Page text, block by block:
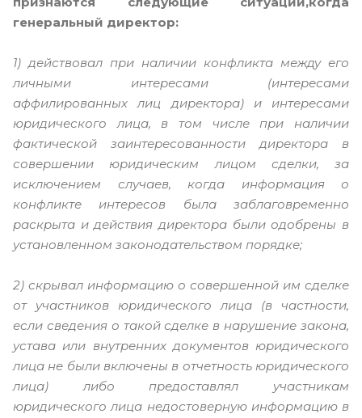
генеральный директор:
1) действовал при наличии конфликта между его
личными интересами (интересами
аффилированных лиц директора) и интересами
юридического лица, в том числе при наличии
фактической заинтересованности директора в
совершении юридическим лицом сделки, за
исключением случаев, когда информация о
конфликте интересов была заблаговременно
раскрыта и действия директора были одобрены в
установленном законодательством порядке;
2) скрывал информацию о совершенной им сделке
от участников юридического лица (в частности,
если сведения о такой сделке в нарушение закона,
устава или внутренних документов юридического
лица не были включены в отчетность юридического
лица) либо предоставлял участникам
юридического лица недостоверную информацию в